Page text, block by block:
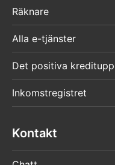
Räknare
Alla e-tjänster
Det positiva
Inkomstregistret
Kontakt